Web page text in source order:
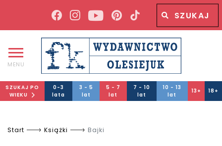
Wyszukiwana fraza
MENU
SZUKAJ PO
WIEKU
0-3
lata
3 - 5
lat
5 - 7
lat
7 - 10
lat
10 - 13
lat
13+ 18+
Start Książki Bajki